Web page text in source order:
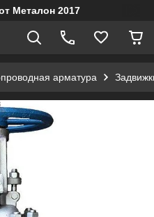
Металон 2017
арматура